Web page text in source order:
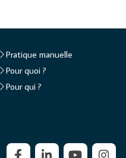
Pratique manuelle
Pour quoi ?
Pour qui ?